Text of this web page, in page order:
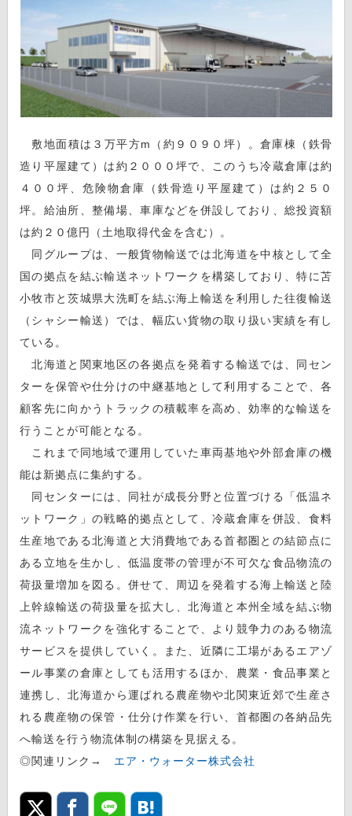
敷地面積は３万平方m（約９０９０坪）。倉庫棟（鉄骨
造り平屋建て）は約２０００坪で、このうち冷蔵倉庫は約
４００坪、危険物倉庫（鉄骨造り平屋建て）は約２５０
坪。給油所、整備場、車庫などを併設しており、総投資額
は約２０億円（土地取得代金を含む）。
同グループは、一般貨物輸送では北海道を中核として全
国の拠点を結ぶ輸送ネットワークを構築しており、特に苫
小牧市と茨城県大洗町を結ぶ海上輸送を利用した往復輸送
（シャシー輸送）では、幅広い貨物の取り扱い実績を有し
ている。
北海道と関東地区の各拠点を発着する輸送では、同セン
ターを保管や仕分けの中継基地として利用することで、各
顧客先に向かうトラックの積載率を高め、効率的な輸送を
行うことが可能となる。
これまで同地域で運用していた車両基地や外部倉庫の機
能は新拠点に集約する。
同センターには、同社が成長分野と位置づける「低温ネ
ットワーク」の戦略的拠点として、冷蔵倉庫を併設、食料
生産地である北海道と大消費地である首都圏との結節点に
ある立地を生かし、低温度帯の管理が不可欠な食品物流の
荷扱量増加を図る。併せて、周辺を発着する海上輸送と陸
上幹線輸送の荷扱量を拡大し、北海道と本州全域を結ぶ物
流ネットワークを強化することで、より競争力のある物流
サービスを提供していく。また、近隣に工場があるエアゾ
ール事業の倉庫としても活用するほか、農業・食品事業と
連携し、北海道から運ばれる農産物や北関東近郊で生産さ
れる農産物の保管・仕分け作業を行い、首都圏の各納品先
へ輸送を行う物流体制の構築を見据える。
◎関連リンク→ エア・ウォーター株式会社